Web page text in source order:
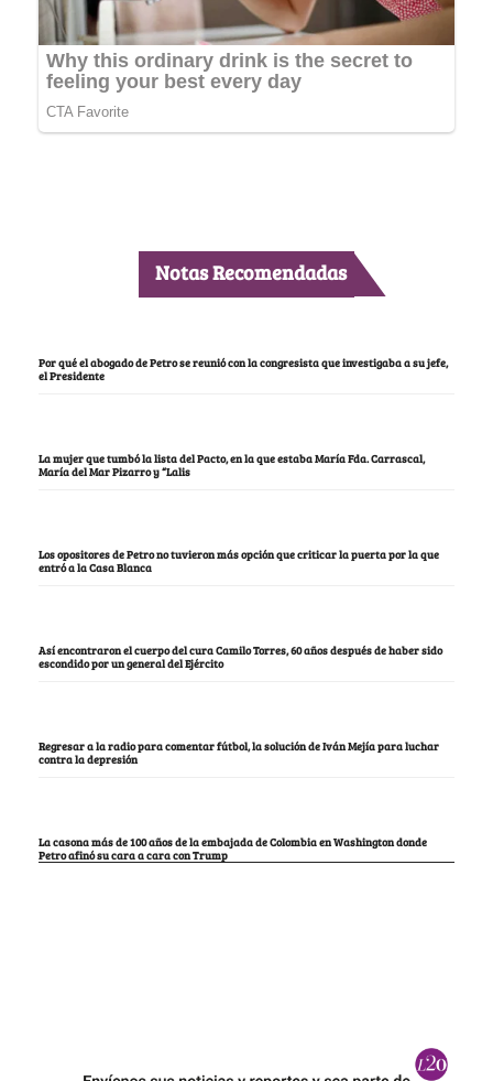
Notas Recomendadas
Por qué el abogado de Petro se reunió con la congresista que investigaba a su jefe,
el Presidente
La mujer que tumbó la lista del Pacto, en la que estaba María Fda. Carrascal,
María del Mar Pizarro y “Lalis
Los opositores de Petro no tuvieron más opción que criticar la puerta por la que
entró a la Casa Blanca
Así encontraron el cuerpo del cura Camilo Torres, 60 años después de haber sido
escondido por un general del Ejército
Regresar a la radio para comentar fútbol, la solución de Iván Mejía para luchar
contra la depresión
La casona más de 100 años de la embajada de Colombia en Washington donde
Petro afinó su cara a cara con Trump